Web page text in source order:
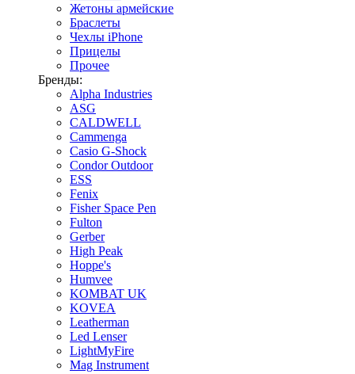
Жетоны армейские
Браслеты
Чехлы iPhone
Прицелы
Прочее
Бренды:
Alpha Industries
ASG
CALDWELL
Cammenga
Casio G-Shock
Condor Outdoor
ESS
Fenix
Fisher Space Pen
Fulton
Gerber
High Peak
Hoppe's
Humvee
KOMBAT UK
KOVEA
Leatherman
Led Lenser
LightMyFire
Mag Instrument